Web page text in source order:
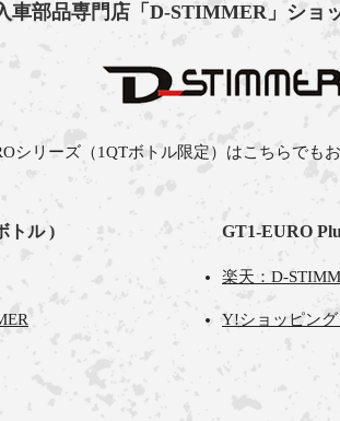
車部品専門店「D-STIMMER」 ショ
シリーズ（1QTボトル限定）はこちらでも
トル ) GT1-EURO
楽天：D-
Y!ショッピン